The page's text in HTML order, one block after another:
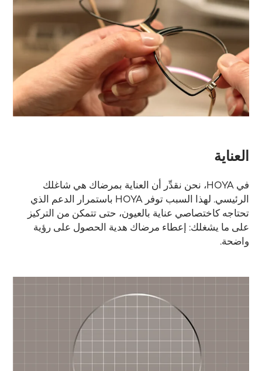
العناية
في HOYA، نحن نقدِّر أن العناية بمرضاك هي شاغلك
الرئيسي. لهذا السبب توفر HOYA باستمرار الدعم الذي
تحتاجه كاختصاصي عناية بالعيون، حتى تتمكن من التركيز
على ما يشغلك: إعطاء مرضاك هدية الحصول على رؤية
واضحة.